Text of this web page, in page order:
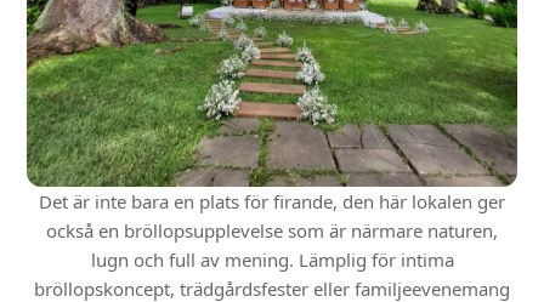
Det är inte bara en plats för firande, den här lokalen ger
också en bröllopsupplevelse som är närmare naturen,
lugn och full av mening. Lämplig för intima
bröllopskoncept, trädgårdsfester eller familjeevenemang